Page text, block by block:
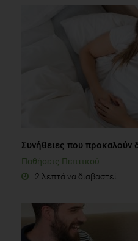
Συνήθειες που προκαλούν
Παθήσεις Πεπτικού
2 λεπτά να διαβαστεί